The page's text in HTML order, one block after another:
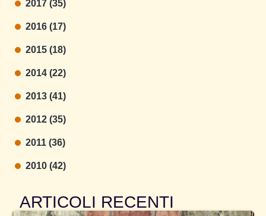
2017 (35)
2016 (17)
2015 (18)
2014 (22)
2013 (41)
2012 (35)
2011 (36)
2010 (42)
ARTICOLI RECENTI